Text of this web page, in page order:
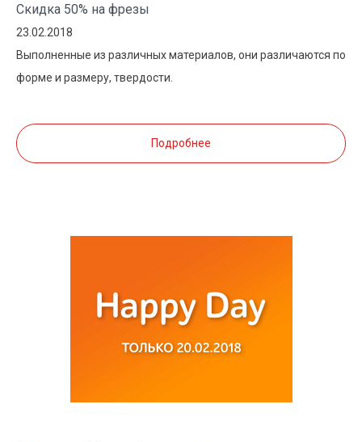
Скидка 50% на фрезы
23.02.2018
Выполненные из различных материалов, они различаются по
форме и размеру, твердости.
Подробнее